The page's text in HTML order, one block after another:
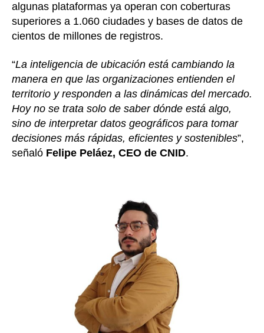
algunas plataformas ya operan con coberturas
superiores a 1.060 ciudades y bases de datos de
cientos de millones de registros.
“La inteligencia de ubicación está cambiando la
manera en que las organizaciones entienden el
territorio y responden a las dinámicas del mercado.
Hoy no se trata solo de saber dónde está algo,
sino de interpretar datos geográficos para tomar
decisiones más rápidas, eficientes y sostenibles”,
señaló Felipe Peláez, CEO de CNID.